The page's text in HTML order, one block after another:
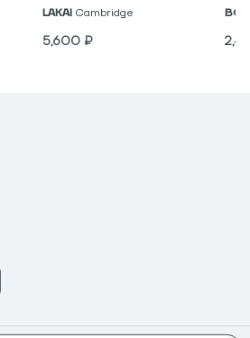
LAKAI Cambridge
5,600 ₽